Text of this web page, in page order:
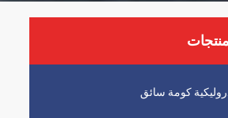
كومة سائق